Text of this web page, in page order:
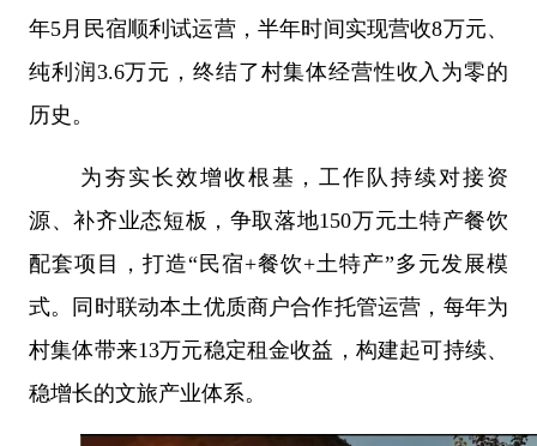
年5月民宿顺利试运营，半年时间实现营收8万元、
纯利润 3.6万元，终结了村集体经营性收入为零的
历史。
为夯实长效增收根基，工作队持续对接资
源、补齐业态短板，争取落地150万元土特产餐饮
配套项目，打造“民宿+餐饮+土特产”多元发展模
式。同时联动本土优质商户合作托管运营，每年为
村集体带来13万元稳定租金收益，构建起可持续、
稳增长的文旅产业体系。